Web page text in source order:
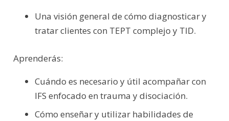
Una visión general de cómo diagnosticar y
tratar clientes con TEPT complejo y TID.
Aprenderás:
Cuándo es necesario y útil acompañar con
IFS enfocado en trauma y disociación.
Cómo enseñar y utilizar habilidades de